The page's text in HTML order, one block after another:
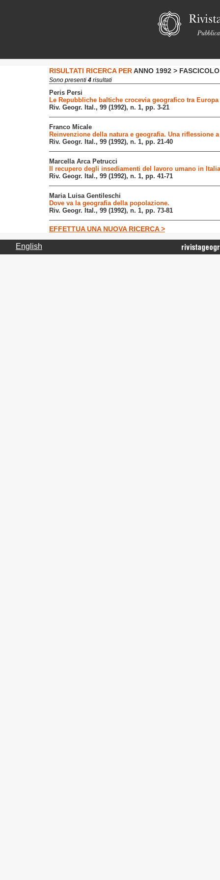
RISULTATI RICERCA PERANNO 1992 >
Sono presenti 4 risultati
Peris Persi
Le Repubbliche baltiche crocevia geografico tra
Riv. Geogr. Ital., 99 (1992), n. 1, pp. 3-21
Franco Micale
Reinvenzione della natura e geografia. Una riflessione
Riv. Geogr. Ital., 99 (1992), n. 1, pp. 21-40
Marcella Arca Petrucci
Il recupero degli insediamenti del lavoro umano in
Riv. Geogr. Ital., 99 (1992), n. 1, pp. 41-71
Maria Luisa Gentileschi
Dove va la geografia della popolazione.
Riv. Geogr. Ital., 99 (1992), n. 1, pp. 73-81
EFFETTUA UNA NUOVA RICERCA >
English